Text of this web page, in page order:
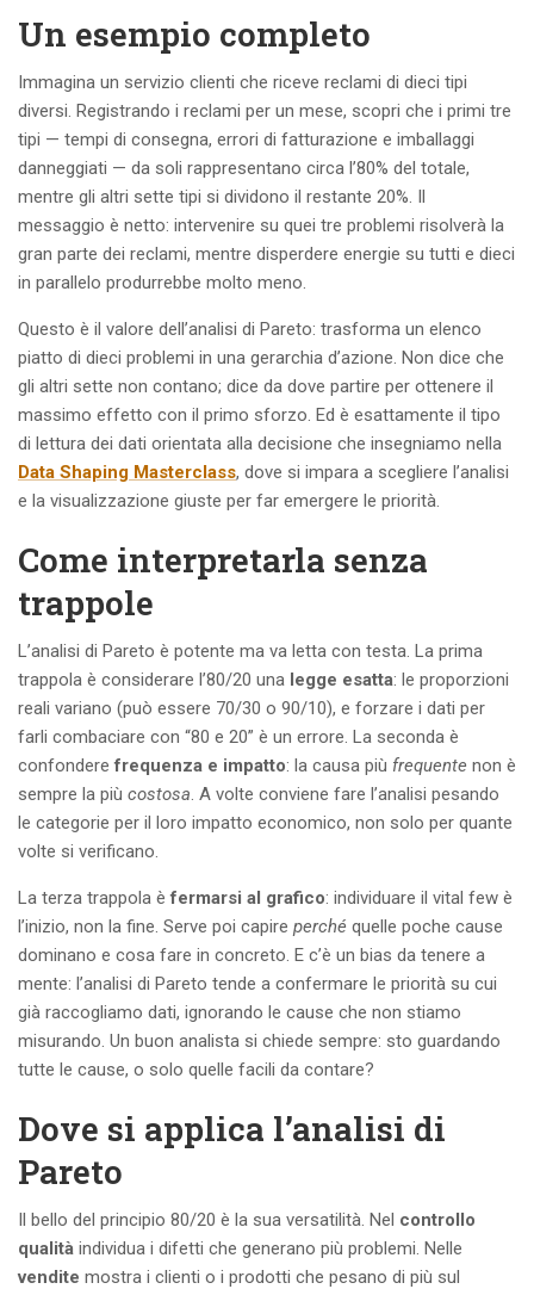
Un esempio completo
Immagina un servizio clienti che riceve reclami di dieci tipi
diversi. Registrando i reclami per un mese, scopri che i primi tre
tipi — tempi di consegna, errori di fatturazione e imballaggi
danneggiati — da soli rappresentano circa l’80% del totale,
mentre gli altri sette tipi si dividono il restante 20%. Il
messaggio è netto: intervenire su quei tre problemi risolverà la
gran parte dei reclami, mentre disperdere energie su tutti e dieci
in parallelo produrrebbe molto meno.
Questo è il valore dell’analisi di Pareto: trasforma un elenco
piatto di dieci problemi in una gerarchia d’azione. Non dice che
gli altri sette non contano; dice da dove partire per ottenere il
massimo effetto con il primo sforzo. Ed è esattamente il tipo
di lettura dei dati orientata alla decisione che insegniamo nella
Data Shaping Masterclass, dove si impara a scegliere l’analisi
e la visualizzazione giuste per far emergere le priorità.
Come interpretarla senza
trappole
L’analisi di Pareto è potente ma va letta con testa. La prima
trappola è considerare l’80/20 una legge esatta: le proporzioni
reali variano (può essere 70/30 o 90/10), e forzare i dati per
farli combaciare con “80 e 20” è un errore. La seconda è
confonderefrequenza e impatto: la causa più frequente non è
sempre la più costosa . A volte conviene fare l’analisi pesando
le categorie per il loro impatto economico, non solo per quante
volte si verificano.
La terza trappola èfermarsi al grafico: individuare il vital few è
l’inizio, non la fine. Serve poi capire perché quelle poche cause
dominano e cosa fare in concreto. E c’è un bias da tenere a
mente: l’analisi di Pareto tende a confermare le priorità su cui
già raccogliamo dati, ignorando le cause che non stiamo
misurando. Un buon analista si chiede sempre: sto guardando
tutte le cause, o solo quelle facili da contare?
Dove si applica l’analisi di
Pareto
Il bello del principio 80/20 è la sua versatilità. Nel controllo
qualità individua i difetti che generano più problemi. Nelle
vendite mostra i clienti o i prodotti che pesano di più sul